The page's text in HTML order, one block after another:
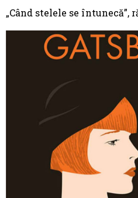
„Când stelele se întunecă”,